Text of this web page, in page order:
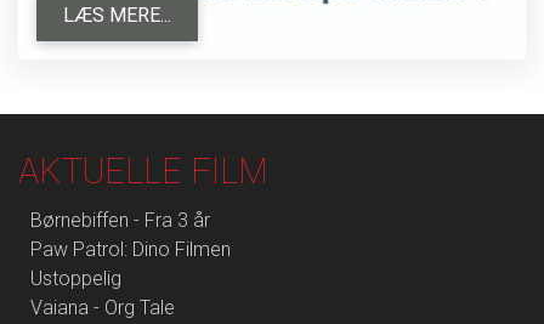
LÆS MERE...
AKTUELLE FILM
Børnebiffen - Fra 3 år
Paw Patrol: Dino Filmen
Ustoppelig
Vaiana - Org Tale